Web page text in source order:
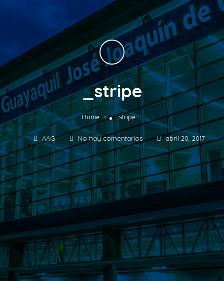
_stripe
Home » _stripe
AAG No hay comentarios abril 20, 2017